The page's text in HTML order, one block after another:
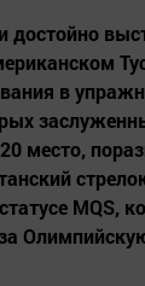
достойно
в
место,
MQS,